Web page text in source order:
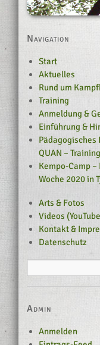
Navigation
Start
Aktuelles
Rund um
Training
Anmeldung &
Einführung &
Pädagogisches
QUAN –
Kempo-Camp
Woche 2020 in
Arts & Fotos
Videos
Kontakt &
Datenschutz
Admin
Anmelden